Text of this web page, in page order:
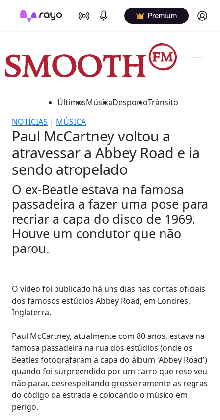
On Air Podcasts Premium Log in
ÚltimasMúsicaDesportoTrânsito
NOTÍCIAS | MÚSICA
Paul McCartney voltou a
atravessar a Abbey Road e ia
sendo atropelado
O ex-Beatle estava na famosa
passadeira a fazer uma pose para
recriar a capa do disco de 1969.
Houve um condutor que não
parou.
O vídeo foi publicado há uns dias nas contas oficiais
dos famosos estúdios Abbey Road, em Londres,
Inglaterra.
Paul McCartney, atualmente com 80 anos, estava na
famosa passadeira na rua dos estúdios (onde os
Beatles fotografaram a capa do álbum 'Abbey Road')
quando foi surpreendido por um carro que resolveu
não parar, desrespeitando grosseiramente as regras
do código da estrada e colocando o músico em
perigo.